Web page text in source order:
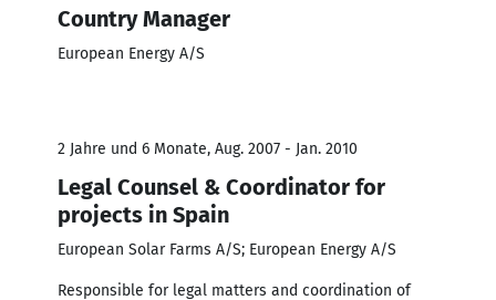
Country Manager
European Energy A/S
2 Jahre und 6 Monate, Aug. 2007 - Jan. 2010
Legal Counsel & Coordinator for
projects in Spain
European Solar Farms A/S; European Energy A/S
Responsible for legal matters and coordination of